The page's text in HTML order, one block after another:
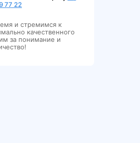
77 22
и стремимся к
качественного
за понимание и